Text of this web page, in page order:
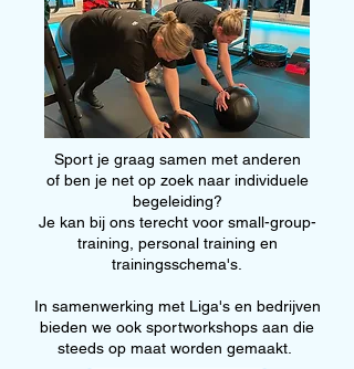
Sport je graag samen met anderen
of ben je net op zoek naar individuele
begeleiding?
Je kan bij ons terecht voor small-group-
training, personal training en
trainingsschema's.
In samenwerking met Liga's en bedrijven
bieden we ook sportworkshops aan die
steeds op maat worden gemaakt.